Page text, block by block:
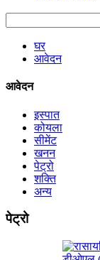
घर
आवेदन
आवेदन
इस्पात
कोयला
सीमेंट
खनन
पेट्रो
शक्ति
अन्य
पेट्रो